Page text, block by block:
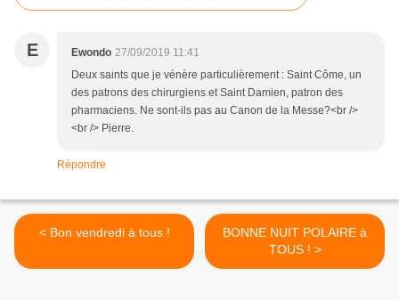
E Ewondo 27/09/2019 11:41
Deux saints que je vénère particulièrement : Saint Côme, un
des patrons des chirurgiens et Saint Damien, patron des
pharmaciens. Ne sont-ils pas au Canon de la Messe?<br />
<br /> Pierre.
Répondre
< Bon vendredi à tous !
BONNE NUIT POLAIRE à
TOUS ! >